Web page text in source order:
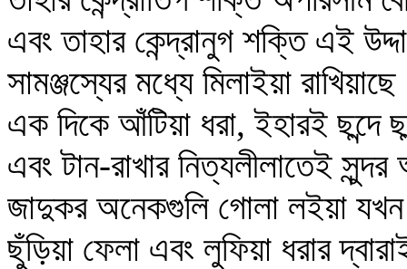
এবং তাহার কেন্দ্রানুগ শক্তি এই
সামঞ্জস্যের মধ্যে মিলাইয়া
এক দিকে আঁটিয়া ধরা, ইহারই ছন্দে
এবং টান-রাখার নিত্যলীলাতেই
জাদুকর অনেকগুলি গোলা লইয়া
ছুঁড়িয়া ফেলা এবং লুফিয়া ধরার